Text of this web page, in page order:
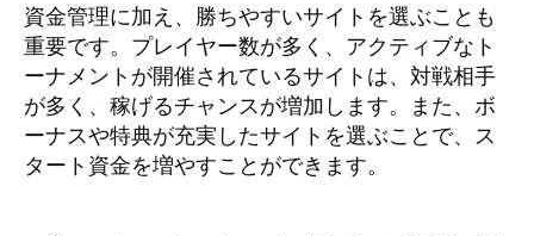
資金管理に加え、勝ちやすいサイトを選ぶことも
重要です。プレイヤー数が多く、アクティブなト
ーナメントが開催されているサイトは、対戦相手
が多く、稼げるチャンスが増加します。また、ボ
ーナスや特典が充実したサイトを選ぶことで、ス
タート資金を増やすことができます。